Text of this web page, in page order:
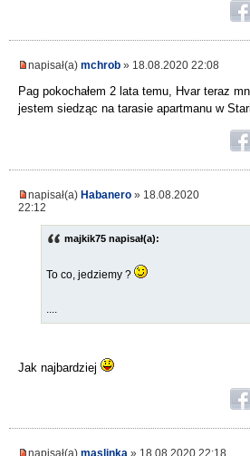
napisał(a) mchrob » 18.08.2020 22:08
Pag pokochałem 2 lata temu, Hvar teraz
jestem siedząc na tarasie apartmanu w
napisał(a) Habanero » 18.08.2020
22:12
majkik75 napisał(a):
To co, jedziemy ?
....
Jak najbardziej
napisał(a) maslinka » 18.08.2020 22:18